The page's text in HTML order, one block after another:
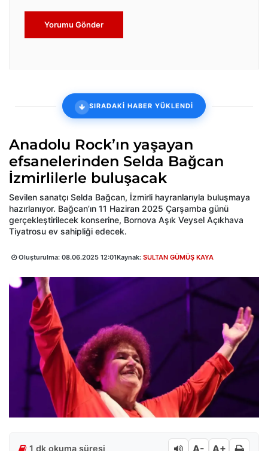
Yorumu Gönder
SIRADAKİ HABER YÜKLENDİ
Anadolu Rock’ın yaşayan
efsanelerinden Selda Bağcan
İzmirlilerle buluşacak
Sevilen sanatçı Selda Bağcan, İzmirli hayranlarıyla buluşmaya
hazırlanıyor. Bağcan’ın 11 Haziran 2025 Çarşamba günü
gerçekleştirilecek konserine, Bornova Aşık Veysel Açıkhava
Tiyatrosu ev sahipliği edecek.
Oluşturulma: 08.06.2025 12:01Kaynak: SULTAN GÜMÜŞ KAYA
1 dk okuma süresi